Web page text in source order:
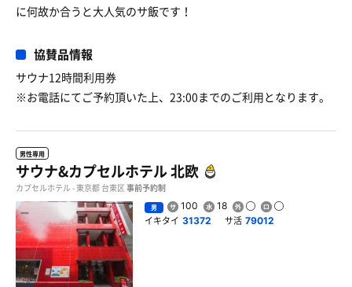
に何故か合うと大人気のサ飯です！
協賛品情報
サウナ12時間利用券
※お電話にてご予約頂いた上、23:00までのご利用となります。
男性専用
サウナ&カプセルホテル 北欧
カプセルホテル - 東京都 台東区 事前予約制
男 100 18
イキタイ 31372 サ活 79012